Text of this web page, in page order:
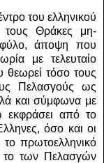
του ελληνικού
τους Θράκες μη-
φύλο, άποψη που
με τελευταίο
θεωρεί τόσο τους
Πελασγούς ως
και σύμφωνα με
εκφράσει από το
όσο και οι
το πρωτοελληνικό
των Πελασγών